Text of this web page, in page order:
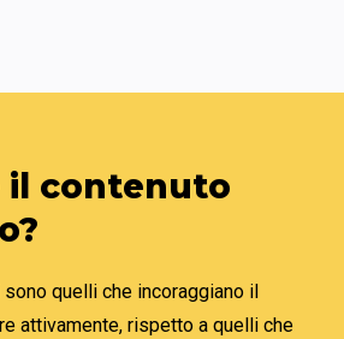
il contenuto
sono quelli che incoraggiano il
attivamente, rispetto a quelli che